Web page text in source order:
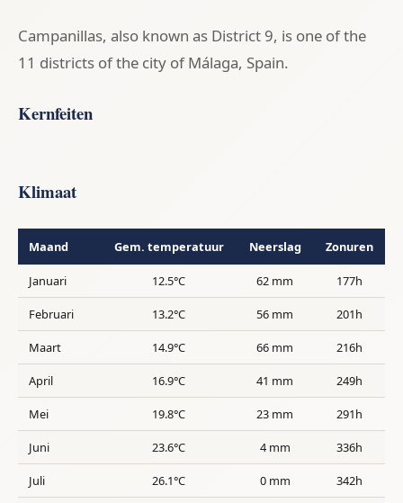
Campanillas, also known as District 9, is one of the
11 districts of the city of Málaga, Spain.
Kernfeiten
Klimaat
Maand Gem. temperatuur Neerslag Zonuren
Januari 12.5°C 62 mm 177h
Februari 13.2°C 56 mm 201h
Maart 14.9°C 66 mm 216h
April 16.9°C 41 mm 249h
Mei 19.8°C 23 mm 291h
Juni 23.6°C 4 mm 336h
Juli 26.1°C 0 mm 342h